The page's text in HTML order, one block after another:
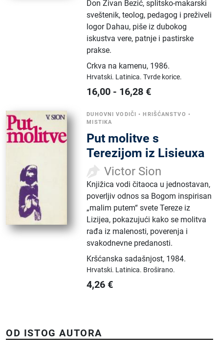
Don Živan Bezić, splitsko-makarski
sveštenik, teolog, pedagog i preživeli
logor Dahau, piše iz dubokog
iskustva vere, patnje i pastirske
prakse.
Crkva na kamenu, 1986.
Hrvatski. Latinica.Tvrde korice.
16,00 - 16,28 €
DUHOVNI VODIČI •HRIŠĆANSTVO •
MISTIKA
Put molitve s
Terezijom iz Lisieuxa
Victor Sion
Knjižica vodi čitaoca u jednostavan,
poverljiv odnos sa Bogom inspirisan
„malim putem“ svete Tereze iz
Lizijea, pokazujući kako se molitva
rađa iz malenosti, poverenja i
svakodnevne predanosti.
Kršćanska sadašnjost, 1984.
Hrvatski. Latinica. Broširano.
4,26 €
OD ISTOG AUTORA